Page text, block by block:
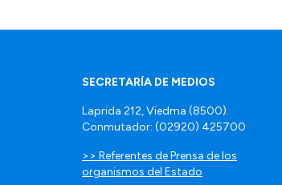
SECRETARÍA DE MEDIOS
Laprida 212, Viedma (8500).
Conmutador: (02920) 425700
>> Referentes de Prensa de los
organismos del Estado